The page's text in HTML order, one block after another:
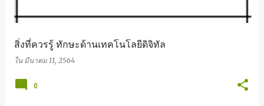
สิ่งที่ควรรู้ ทักษะด้านเทคโนโลยีดิจิทัล
ใน มีนาคม 11, 2564
0